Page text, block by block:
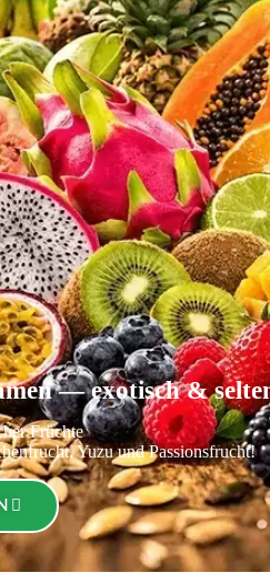
— exotisch &
Früchte
Yuzu und Passionsfrucht!